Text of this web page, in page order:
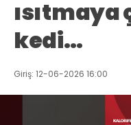
ısıtmaya
kedi…
Giriş: 12-06-2026 16:00